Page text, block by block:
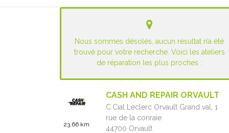
Nous sommes désolés, aucun résultat n’a été
trouvé pour votre recherche. Voici les ateliers
de réparation les plus proches :
23.66 km
CASH AND REPAIR ORVAULT
C.Cial Leclerc Orvault Grand val, 1
rue de la conraie
44700 Orvault